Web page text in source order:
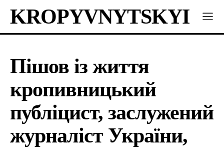
KROPYVNYTSKYI
Пішов із життя
кропивницький
публіцист, заслужений
журналіст України,